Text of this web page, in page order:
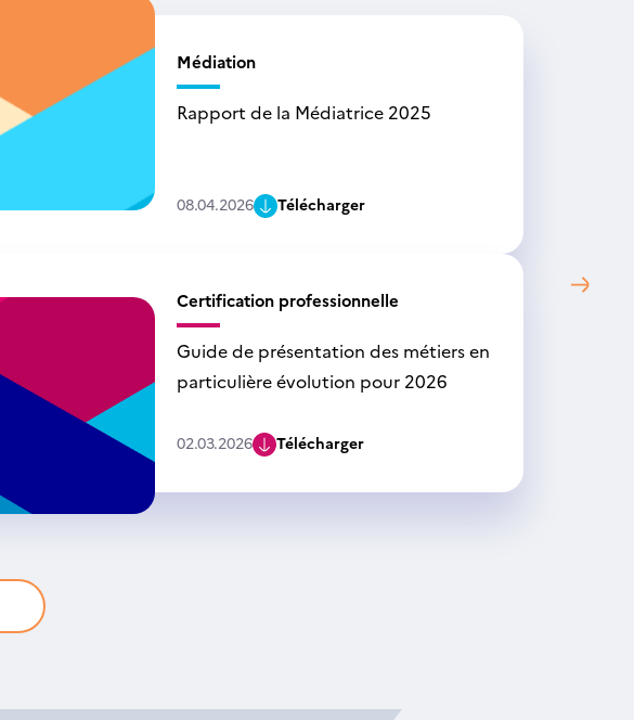
Médiation
Rapport de la Médiatrice 2025
08.04.2026 Télécharger
Certification professionnelle
Guide de présentation des métiers en
particulière évolution pour 2026
02.03.2026 Télécharger